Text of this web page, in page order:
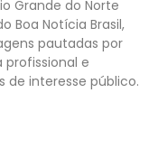
Grande do Norte
Boa Notícia Brasil,
pautadas por
e
interesse público.